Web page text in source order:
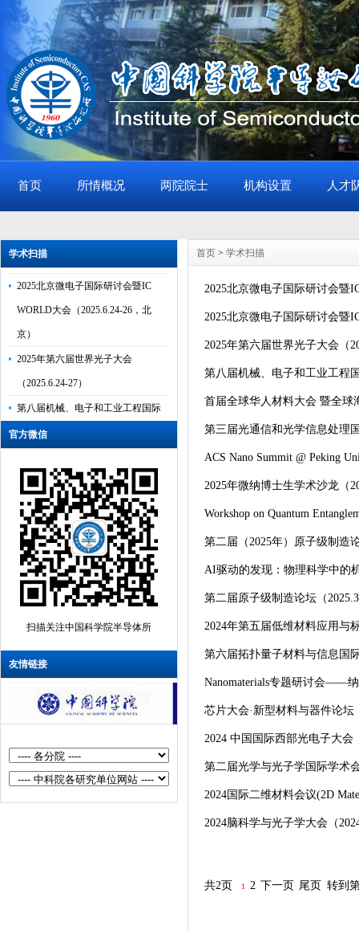
首页 所情概况 两院院士 机构设置 人才
学术扫描
京）
2025北京微电子国际研讨会暨IC
WORLD大会（2025.6.24-26，北
京）
2025年第六届世界光子大会
第八届机械、电子和工业工程国际
14，太原）
首届全球华人材料大会 暨全球海外
华人材料学者学会成立大会
（2025.7.22-28，比...
第三届光通信和光学信息处理国际
学术会议（2025.8.1-3，合肥）
ACS Nano Summit @ Peking
University - Nano for Better
2025年微纳博士生学术沙龙
（2025.4.19—20，线上）
Workshop on Quantum Entanglement at
27，...
官方微信
扫描关注中国科学院半导体所
友情链接
首页 > 学术扫描
2025北京微电子国际研讨会暨
2025北京微电子国际研讨会暨
2025年第六届世界光子大会（
第八届机械、电子和工业工程
首届全球华人材料大会 暨全球
第三届光通信和光学信息处理
ACS Nano Summit @ Peking
2025年微纳博士生学术沙龙（
Workshop on Quantum
第二届（2025年）原子级制造
AI驱动的发现：物理科学中的
第二届原子级制造论坛（
2024年第五届低维材料应用与
第六届拓扑量子材料与信息国
Nanomaterials专题研讨会——
芯片大会·新型材料与器件论
2024 中国国际西部光电子大
第二届光学与光子学国际学术
2024国际二维材料会议(2D
2024脑科学与光子学大会（
共2页 1 2 下一页 尾页 转到